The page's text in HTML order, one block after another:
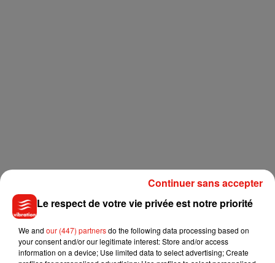
L’entrée se fait à partir de 40€ par équipe ou 7€ par tête si
vous n’avez pas d’équipe. De nombreux lots seront à gagner.
Sachez également que tous les bénéfices seront reversés à
l’associationUn Arc en Ciel pour Clara, une petite fille née en
2015 qui souffre d’une maladie génétique non
Le respect de votre vie privée est notre priorité
We and our (447) partnersdo the following data processing based on
your consent and/or our legitimate interest: Store and/or access
information on a device; Use limited data to select advertising; Create
Continuer sans accepter